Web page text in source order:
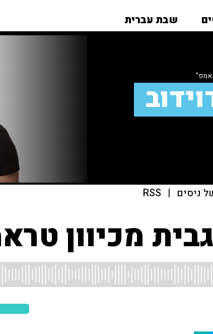
שבת עברית
ניסים |
RSS
מכיוון